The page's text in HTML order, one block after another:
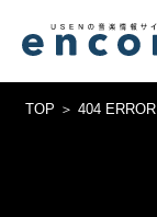
TOP 404 ERROR